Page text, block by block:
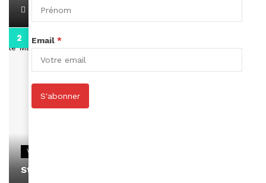
April 1, 2022
VIDEOS
Stacy passe un message
Email *
S'abonner